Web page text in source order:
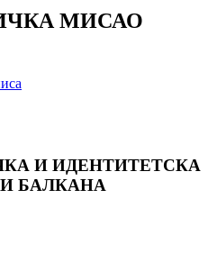
МИСАО
И ИДЕНТИТЕТСКА
БАЛКАНА